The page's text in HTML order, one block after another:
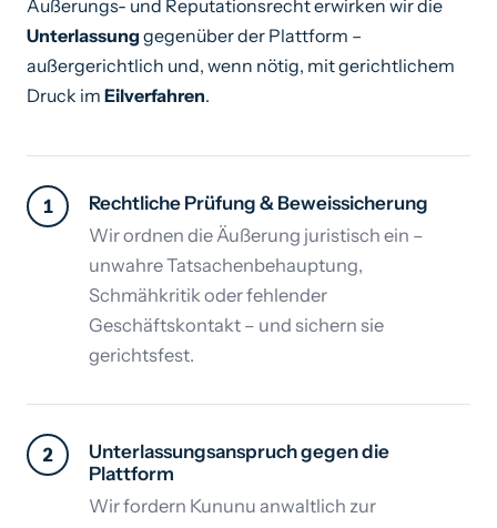
Äußerungs- und Reputationsrecht erwirken wir die
Unterlassung gegenüber der Plattform –
außergerichtlich und, wenn nötig, mit gerichtlichem
Druck im Eilverfahren.
1
Rechtliche Prüfung & Beweissicherung
Wir ordnen die Äußerung juristisch ein –
unwahre Tatsachenbehauptung,
Schmähkritik oder fehlender
Geschäftskontakt – und sichern sie
gerichtsfest.
2
Unterlassungsanspruch gegen die
Plattform
Wir fordern Kununu anwaltlich zur